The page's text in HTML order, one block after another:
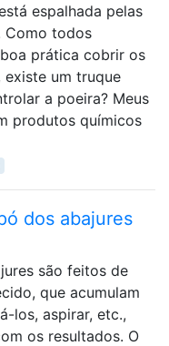
espalhada pelas
Como todos
prática cobrir os
existe um truque
a poeira? Meus
produtos químicos
dos abajures
são feitos de
que acumulam
los, aspirar, etc.,
os resultados. O